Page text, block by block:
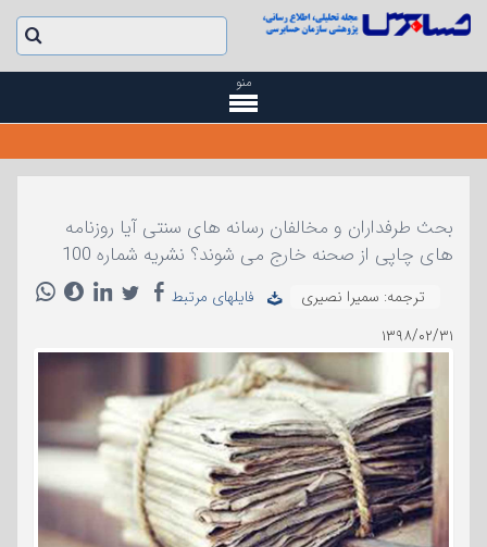
منو
بحث طرفداران و مخالفان رسانه های سنتی آیا روزنامه
های چاپی از صحنه خارج می شوند؟ نشریه شماره 100
ترجمه: سمیرا نصیری
فایلهای مرتبط
۱۳۹۸/۰۲/۳۱